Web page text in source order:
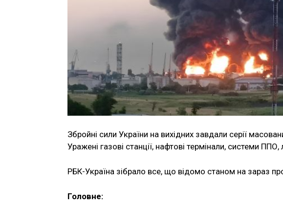
Збройні сили України на вихідних завдали серії
Уражені газові станції, нафтові термінали, системи ППО,
РБК-Україна зібрало все, що відомо станом на зараз
Головне: